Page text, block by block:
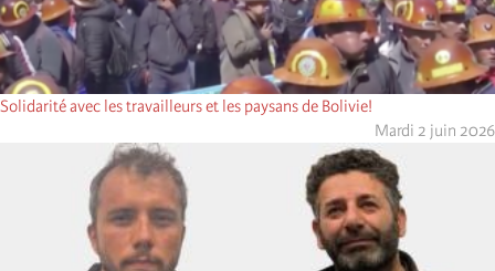
Solidarité avec les travailleurs et les paysans de Bolivie!
Mardi 2 juin 2026